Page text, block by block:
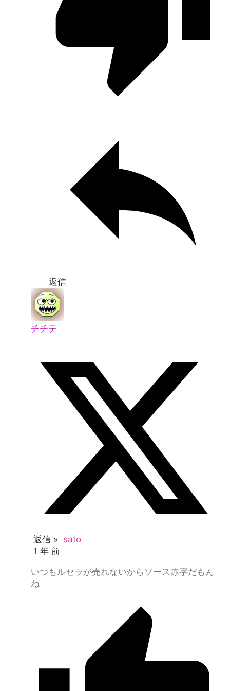
返信
チチテ
返信 » sato
1 年 前
いつもルセラが売れないからソース赤字だもん
ね